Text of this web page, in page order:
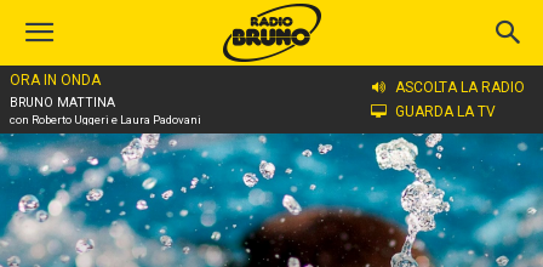
ORA IN ONDA
BRUNO MATTINA
con Roberto Uggeri e Laura Padovani
ASCOLTA LA RADIO
GUARDA LA TV
Home